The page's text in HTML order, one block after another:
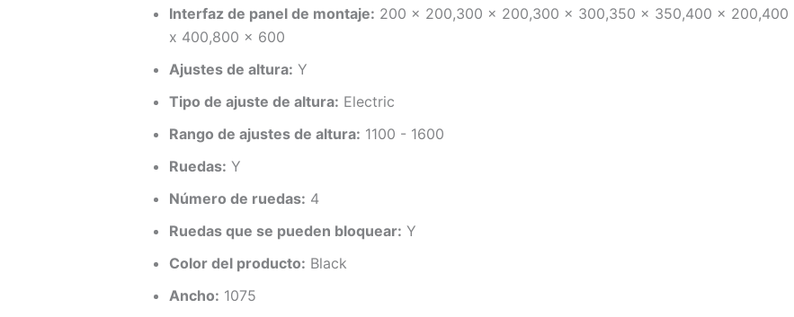
Interfaz de panel de montaje: 200 x 200,300 x 200,300 x 300,350 x 350,400 x
x 400,800 x 600
Ajustes de altura: Y
Tipo de ajuste de altura: Electric
Rango de ajustes de altura: 1100 - 1600
Ruedas: Y
Número de ruedas: 4
Ruedas que se pueden bloquear: Y
Color del producto: Black
Ancho: 1075